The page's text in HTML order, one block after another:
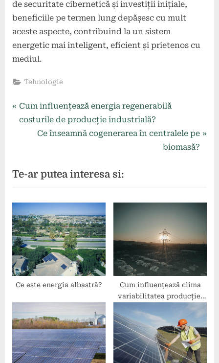
de securitate cibernetică și investiții inițiale,
beneficiile pe termen lung depășesc cu mult
aceste aspecte, contribuind la un sistem
energetic mai inteligent, eficient și prietenos cu
mediul.
Tehnologie
Navigare
P
r
o
u
s
P
o
s
t
:
Cum influențează energia regenerabilă
costurile de producție industrială?
N
t
P
o
s
t
:
Ce înseamnă cogenerarea în centralele pe
biomasă?
Te-ar putea interesa si:
Ce este energia albastră?
Cum influențează clima
variabilitatea producției
de energie regenerabilă?